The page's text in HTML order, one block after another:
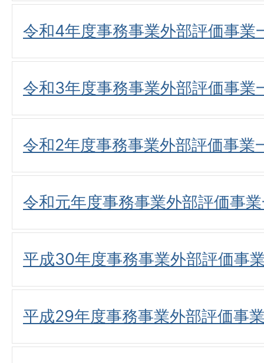
令和4年度事務事業外部評価事業
令和3年度事務事業外部評価事業
令和2年度事務事業外部評価事業
令和元年度事務事業外部評価事
平成30年度事務事業外部評価事
平成29年度事務事業外部評価事